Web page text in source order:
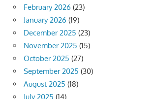
February 2026 (23)
January 2026 (19)
December 2025 (23)
November 2025 (15)
October 2025 (27)
September 2025 (30)
August 2025 (18)
July 2025 (14)